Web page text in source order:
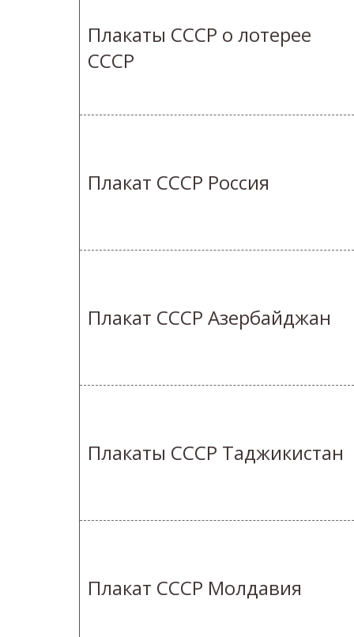
Плакаты СССР о лотерее
СССР
Плакат СССР Россия
Плакат СССР Азербайджан
Плакаты СССР Таджикистан
Плакат СССР Молдавия